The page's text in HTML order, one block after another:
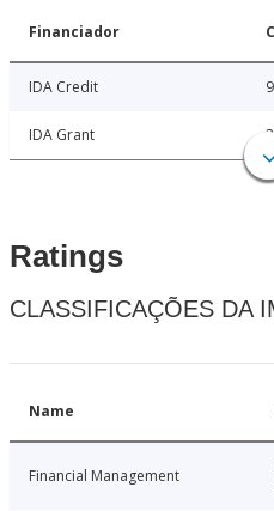
Financiador
IDA Credit
IDA Grant
Ratings
CLASSIFICAÇÕES DA
Name
Financial Management